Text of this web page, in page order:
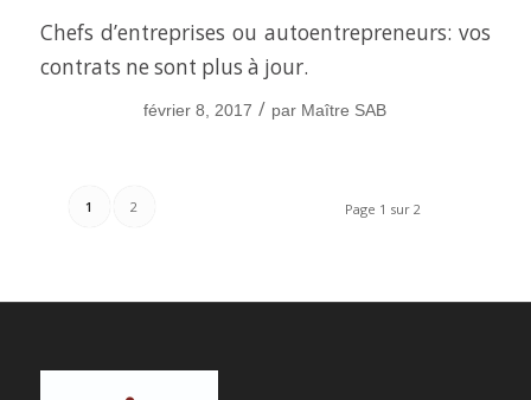
Chefs d’entreprises ou autoentrepreneurs: vos
contrats ne sont plus à jour.
février 8, 2017 / par Maître SAB
Page 1 sur 2
1 2